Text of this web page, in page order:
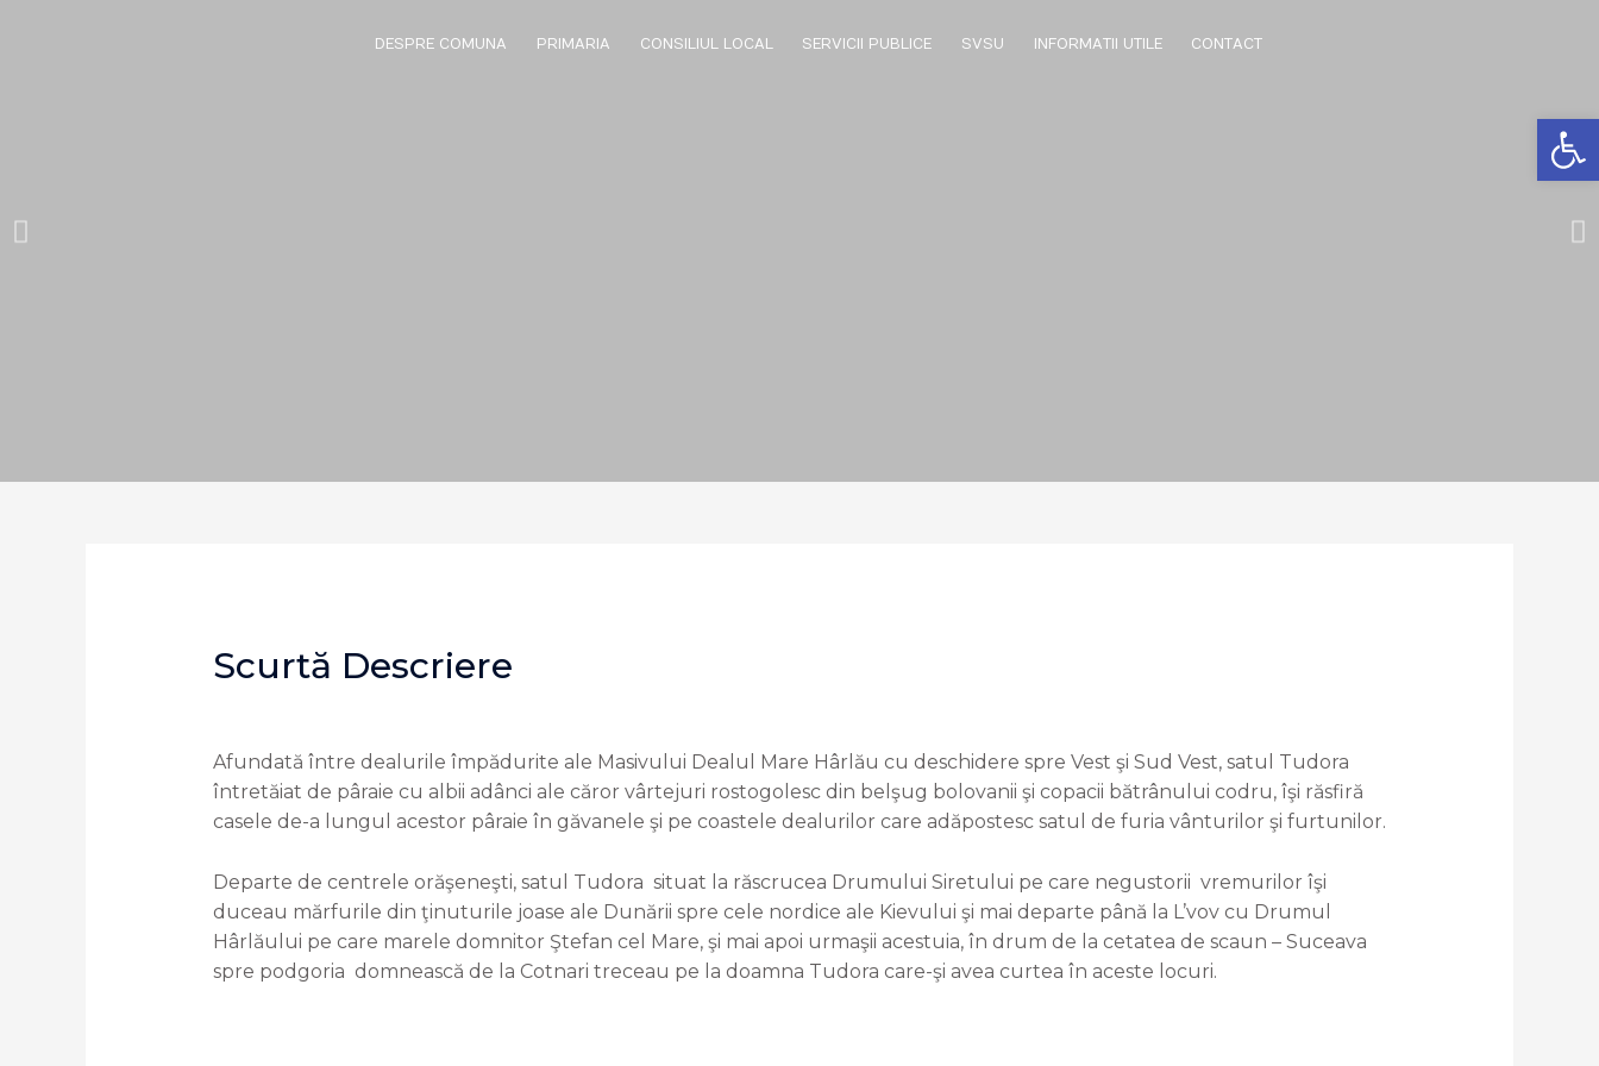
DESPRE COMUNA PRIMARIA CONSILIUL LOCAL SERVICII PUBLICE SVSU INFORMATII UTILE CONTACT
Scurtă Descriere
Afundată între dealurile împădurite ale Masivului Dealul Mare Hârlău cu deschidere spre Vest şi Sud Vest, satul Tudora
întretăiat de pâraie cu albii adânci ale căror vârtejuri rostogolesc din belşug bolovanii şi copacii bătrânului codru, îşi răsfiră
casele de-a lungul acestor pâraie în găvanele şi pe coastele dealurilor care adăpostesc satul de furia vânturilor şi furtunilor.
Departe de centrele orăşeneşti, satul Tudora situat la răscrucea Drumului Siretului pe care negustorii vremurilor îşi
duceau mărfurile din ţinuturile joase ale Dunării spre cele nordice ale Kievului şi mai departe până la L’vov cu Drumul
Hârlăului pe care marele domnitor Ştefan cel Mare, şi mai apoi urmaşii acestuia, în drum de la cetatea de scaun – Suceava
spre podgoria domnească de la Cotnari treceau pe la doamna Tudora care-şi avea curtea în aceste locuri.